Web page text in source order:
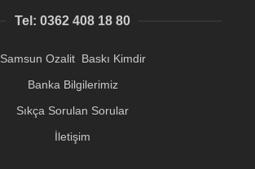
Tel: 0362 408 18 80
Samsun Ozalit Baskı Kimdir
Banka Bilgilerimiz
Sıkça Sorulan Sorular
İletişim